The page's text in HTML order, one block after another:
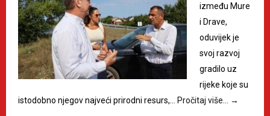
između Mure
i Drave,
oduvijek je
svoj razvoj
gradilo uz
rijeke koje su
istodobno njegov najveći prirodni resurs,…
Pročitaj više… →